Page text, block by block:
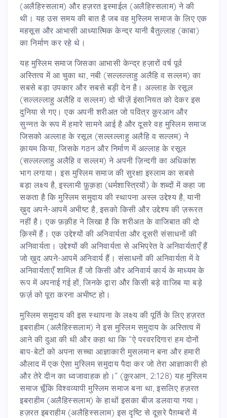
(अलैहिस्सलाम) और हज़रत इस्माईल (अलैहिस्सलाम) ने की
थी। यह उस समय की बात है जब वह मुस्लिम समाज के लिए एक
महसूस और आभासी आध्यात्मिक केन्द्र यानी बैतुल्लाह (काबा)
का निर्माण कर रहे थे।
यह मुस्लिम समाज जिसका आभासी केन्द्र हज़ारों वर्ष पूर्व
अस्तित्व में आ चुका था, नबी (सल्लल्लाहु अलैहि व सल्लम) का
सबसे बड़ा उपकार और सबसे बड़ी देन है। अल्लाह के रसूल
(सल्लल्लाहु अलैहि व सल्लम) दो चीज़ें इंसानियत को देकर इस
दुनिया से गए। एक अपनी शरीअत जो पवित्र क़ुरआन और
सुन्नत के रूप में हमारे सामने आई है और दूसरे वह मुस्लिम समाज
जिसको अल्लाह के रसूल (सल्लल्लाहु अलैहि व सल्लम) ने
क़ायम किया, जिसके गठन और निर्माण में अल्लाह के रसूल
(सल्लल्लाहु अलैहि व सल्लम) ने अपनी ज़िन्दगी का अधिकांश
भाग लगाया। इस मुस्लिम समाज की सुरक्षा इस्लाम का सबसे
बड़ा लक्ष्य है, इस्लामी फ़ुक़हा (धर्मशास्त्रियों) के शब्दों में कहा जा
सकता है कि मुस्लिम समुदाय की स्थापना अस्ल उद्देश्य है, यानी
ख़ुद अपने-आपमें अभीष्ट है, इसको किसी और उद्देश्य की ज़रूरत
नहीं है। एक फ़क़ीह ने लिखा है कि शरीअत के वाजिबात की दो
क़िस्में हैं। एक उद्देश्यों की अनिवार्यता और दूसरी संसाधनों की
अनिवार्यता। उद्देश्यों की अनिवार्यता से अभिप्रेत वे अनिवार्यताएँ हैं
जो ख़ुद अपने-आपमें अनिवार्य हैं। संसाधनों की अनिवार्यता में वे
अनिवार्यताएँ शामिल हैं जो किसी और अनिवार्य कार्य के माध्यम के
रूप में अपनाई गई हों, जिनके द्वारा और किसी बड़े वाजिब या बड़े
फ़र्ज़ को पूरा करना अभीष्ट हो।
मुस्लिम समुदाय की इस स्थापना के लक्ष्य की पूर्ति के लिए हज़रत
इबराहीम (अलैहिस्सलाम) ने इस मुस्लिम समुदाय के अस्तित्व में
आने की दुआ की थी और कहा था कि “ऐ परवरदिगार! हम दोनों
बाप-बेटों को अपना सच्चा आज्ञाकारी मुसलमान बना और हमारी
औलाद में एक ऐसा मुस्लिम समुदाय पैदा कर जो तेरा आज्ञाकारी हो
और तेरे दीन का ध्वजावाहक हो।” (क़ुरआन, 2:128) यह मुस्लिम
समाज चूँकि विश्वव्यापी मुस्लिम समाज बना था, इसलिए हज़रत
इबराहीम (अलैहिस्सलाम) के हाथों इसका बीज डलवाया गया।
हज़रत इबराहीम (अलैहिस्सलाम) इस दृष्टि से दूसरे पैग़म्बरों में